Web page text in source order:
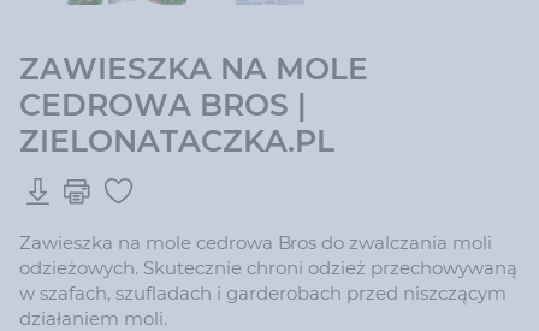
ZAWIESZKA NA MOLE
CEDROWA BROS |
ZIELONATACZKA.PL
Zawieszka na mole cedrowa Bros do zwalczania moli
odzieżowych. Skutecznie chroni odzież przechowywaną
w szafach, szufladach i garderobach przed niszczącym
działaniem moli.